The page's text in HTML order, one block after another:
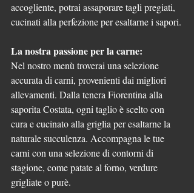
accogliente, potrai assaporare tagli pregiati,
cucinati alla perfezione per esaltarne i sapori.
La nostra passione per la carne:
Nel nostro menù troverai una selezione
accurata di carni, provenienti dai migliori
allevamenti. Dalla tenera Fiorentina alla
saporita Costata, ogni taglio è scelto con
cura e cucinato alla griglia per esaltarne la
naturale succulenza. Accompagna le tue
carni con una selezione di contorni di
stagione, come patate al forno, verdure
grigliate o purè.